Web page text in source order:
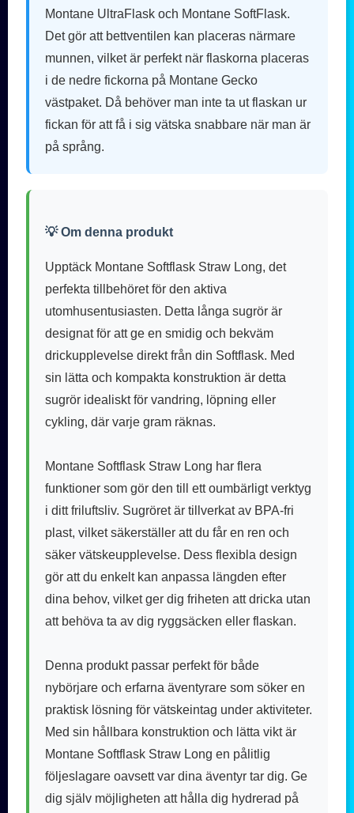
Montane UltraFlask och Montane SoftFlask.
Det gör att bettventilen kan placeras närmare
munnen, vilket är perfekt när flaskorna placeras
i de nedre fickorna på Montane Gecko
västpaket. Då behöver man inte ta ut flaskan ur
fickan för att få i sig vätska snabbare när man är
på språng.
💡 Om denna produkt
Upptäck Montane Softflask Straw Long, det
perfekta tillbehöret för den aktiva
utomhusentusiasten. Detta långa sugrör är
designat för att ge en smidig och bekväm
drickupplevelse direkt från din Softflask. Med
sin lätta och kompakta konstruktion är detta
sugrör idealiskt för vandring, löpning eller
cykling, där varje gram räknas.
Montane Softflask Straw Long har flera
funktioner som gör den till ett oumbärligt verktyg
i ditt friluftsliv. Sugröret är tillverkat av BPA-fri
plast, vilket säkerställer att du får en ren och
säker vätskeupplevelse. Dess flexibla design
gör att du enkelt kan anpassa längden efter
dina behov, vilket ger dig friheten att dricka utan
att behöva ta av dig ryggsäcken eller flaskan.
Denna produkt passar perfekt för både
nybörjare och erfarna äventyrare som söker en
praktisk lösning för vätskeintag under aktiviteter.
Med sin hållbara konstruktion och lätta vikt är
Montane Softflask Straw Long en pålitlig
följeslagare oavsett var dina äventyr tar dig. Ge
dig själv möjligheten att hålla dig hydrerad på